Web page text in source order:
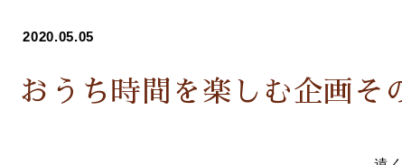
2020.05.05
おうち時間を楽しむ企画